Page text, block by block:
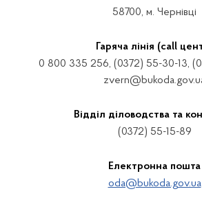
58700, м. Чернівці
Гаряча лінія (call
0 800 335 256, (0372) 55-30-13,
Відділ діловодства та
(0372) 55-15-89
Електронна пошта
oda@bukoda.gov.ua